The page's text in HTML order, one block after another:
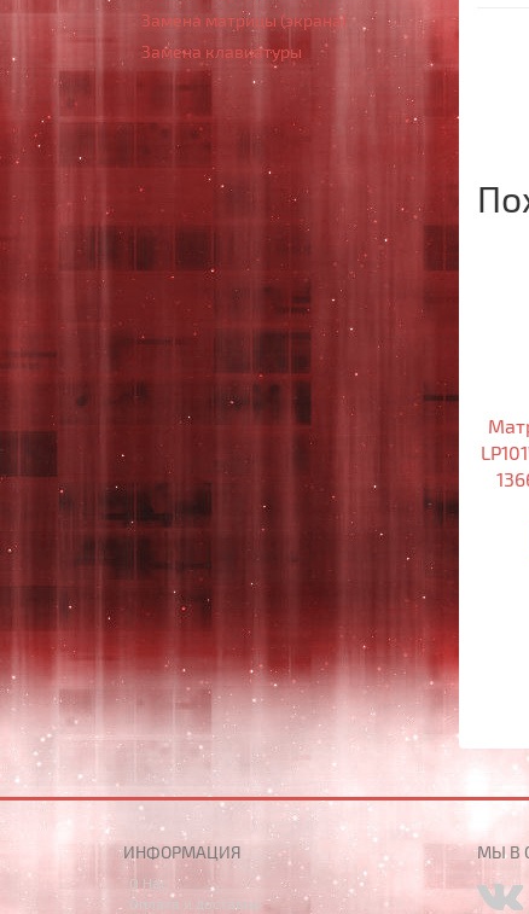
Замена матрицы (экрана)
Замена клавиатуры
ИНФОРМАЦИЯ
О Нас
Оплата и доставка
МЫ В